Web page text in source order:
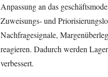
Anpassung an das
Zuweisungs- und
Nachfragesignale,
reagieren. Dadurch werden
verbessert.